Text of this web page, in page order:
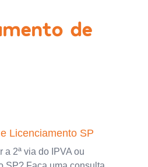
de
Licenciamento SP
a 2ª via do IPVA ou